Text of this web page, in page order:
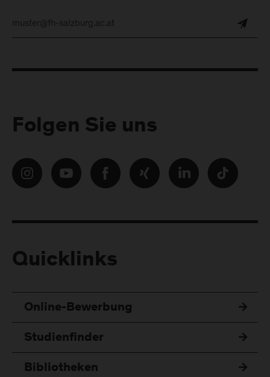
Folgen Sie uns
Quicklinks
Online-Bewerbung
Studienfinder
Bibliotheken